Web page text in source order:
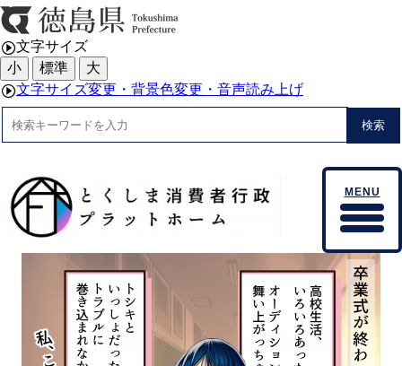
文字サイズ
小
標準
大
文字サイズ変更・背景色変更・音声読み上げ
検索